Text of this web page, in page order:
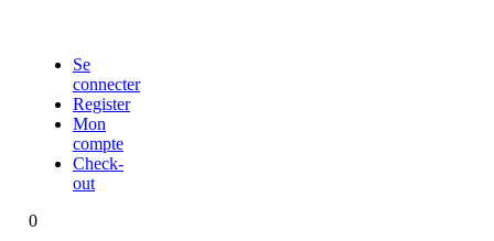
Se
connecter
Register
Mon
compte
Check-
out
0